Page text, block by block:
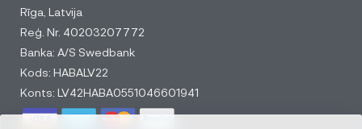
Rīga, Latvija
Reģ. Nr. 40203207772
Banka: A/S Swedbank
Kods: HABALV22
Konts: LV42HABA0551046601941